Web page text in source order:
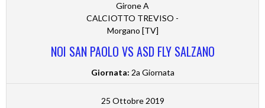
Girone A
CALCIOTTO TREVISO -
Morgano [TV]
NOI SAN PAOLO VS ASD FLY SALZANO
Giornata: 2a Giornata
25 Ottobre 2019